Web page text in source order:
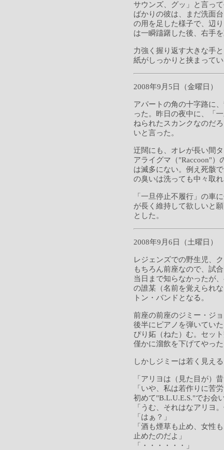
サウンズ、グッ」と言っ
ばかりの彼は、まだ洗面
の用を足した様子で、辺
は一瞬躊躇した後、右手
力強く握り返す大きな手
紙がしっかりと挟まって
2008年9月5日（金曜日）
アパートの角の十字路に
った。昨日の夜中に、「
ねられたスカンクなのだ
いと言った。
迂闊にも、オレが長い間
アライグマ（"Raccoon"）
は滅多にない。例え死骸
の臭いは洗っても中々取
「一旦停止不履行」の車
が長く維持して欲しいと
とした。
2008年9月6日（土曜日）
レジェンズでの野生児、
もちろん前座なので、試
当日まで知らなかったが
の誰某（名前を覚えられ
トン・バンドとなる。
前座の前座のジミー・ジ
後半にピアノを弾いてい
ぴり妬（ねた）む。セッ
僅かに溜飲を下げてやっ
しかしジミーは若く見え
「アリヨは（見た目が）
「いや、私は若作りに苦
初めて"B.L.U.E.S."でお会
「うむ、それはなアリヨ
「はぁ？」
「酒も煙草も止め、女性
止めたのだよ」
「・・・・・・」